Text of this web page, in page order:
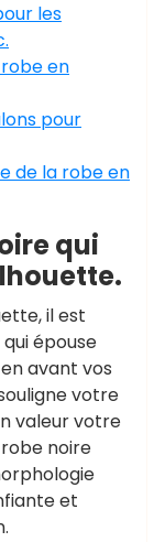
les
en
pour
de la robe en
qui
il est
épouse
avant vos
votre
valeur votre
noire
et